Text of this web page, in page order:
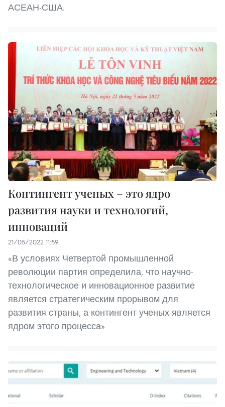
АСЕАН-США.
Контингент ученых – это ядро
развития науки и технологий,
инноваций
21/05/2022 11:59
«В условиях Четвертой промышленной
революции партия определила, что научно-
технологическое и инновационное развитие
является стратегическим прорывом для
развития страны, а контингент ученых является
ядром этого процесса»